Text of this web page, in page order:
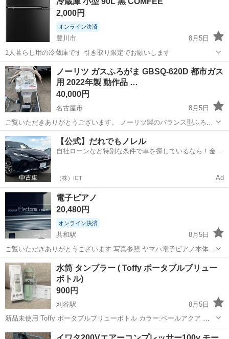
2,000円
オンライン決済
豊川市
8月5日
1人暮らし用の冷蔵庫です 引き取り限定でお願いします
愛知 豊川市 生活家電 COMFEE
ノーリツ ガスふろがま GBSQ-620D 都市ガス
用 2022年製 動作品 …
40,000円
名古屋市
8月5日
ご覧いただきありがとうございます。 ノーリツ製のバランス型ふろが
ま「GBSQ-620D（都市ガス用）」です。 取り外すまで問題なく使用
できていた動作品となります。 ■ 商品詳細 メーカー： NORITZ（ノー
リツ） 型式...
愛知 名古屋市 生活家電
【公式】だれでもノレル
自社ローンなど特別な条件で車を探しているなら！金利
（株）ICT Ad
電子ピアノ
20,480円
オンライン決済
共和駅
8月5日
ご覧いただきありがとうございます 写真参照 ヤマハ電子ピアノ本体
(カバー)と椅子付き 音色はとても綺麗です 清掃済み お気軽にご連絡く
ださい 値引き(可)
愛知 大府市 共和駅 生活家電
水筒 タンブラー ( Toffy ポータブルブリュー
ボトル)
900円
刈谷駅
8月5日
新品未使用 Toffy ポータブルブリューボトル カラー:ペールアクア ・
受け渡し場所:刈谷市内のコンビニやお店駐車場 よろしくお願いします
愛知 刈谷市 刈谷駅